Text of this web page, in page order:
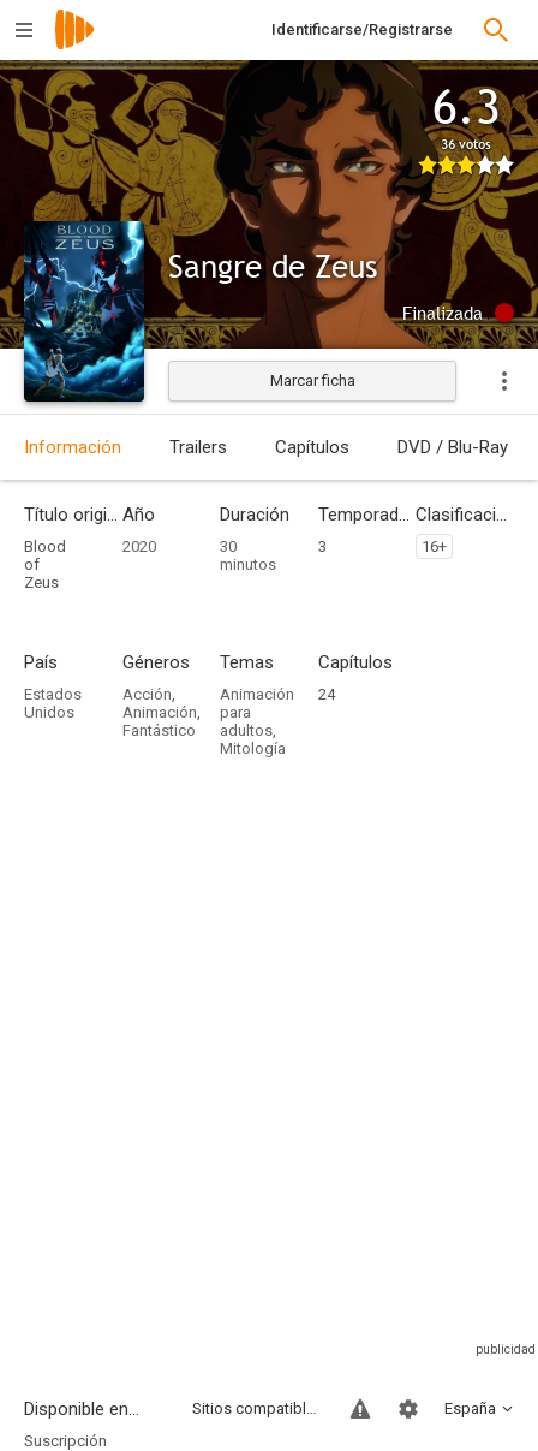
Identificarse/Registrarse
6.3
36 votos
Sangre de Zeus
Finalizada
Marcar ficha
Información Trailers Capítulos DVD / Blu-Ray
Título original
Blood
of
Zeus
Año
2020
Duración
30
minutos
Temporadas
3
Clasificación por edades
16+
País
Estados
Unidos
Géneros
Acción,
Animación,
Fantástico
Temas
Animación
para
adultos,
Mitología
Capítulos
24
Disponible en... España
Sitios compatibles
Suscripción